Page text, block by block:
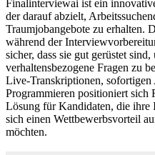
Finalinterviewai ist ein
der darauf abzielt,
Traumjobangebote zu erhalten.
während der
sicher, dass sie gut gerüstet
verhaltensbezogene Fragen zu
Live-Transkriptionen,
Programmieren positioniert sich
Lösung für Kandidaten, die ihre
sich einen Wettbewerbsvorteil
möchten.